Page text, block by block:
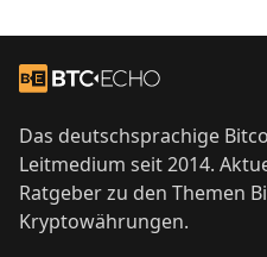
Zur Startseite
Das deutschsprachige
Leitmedium seit 2014.
Ratgeber zu den Themen
Kryptowährungen.